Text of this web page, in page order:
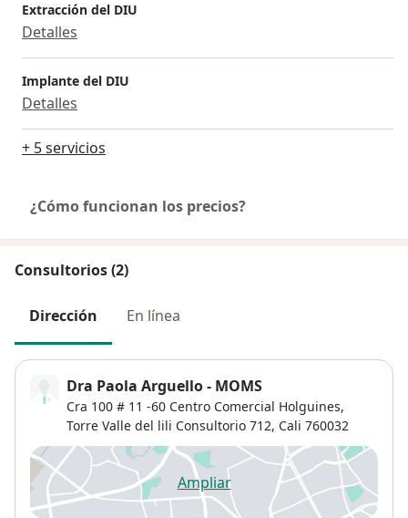
Extracción del DIU
Detalles
Implante del DIU
Detalles
+ 5 servicios
¿Cómo funcionan los precios?
Consultorios (2)
Dirección En línea
Dra Paola Arguello - MOMS
Cra 100 # 11 -60 Centro Comercial Holguines,
Torre Valle del lili Consultorio 712, Cali 760032
Ampliarse abre en una nueva